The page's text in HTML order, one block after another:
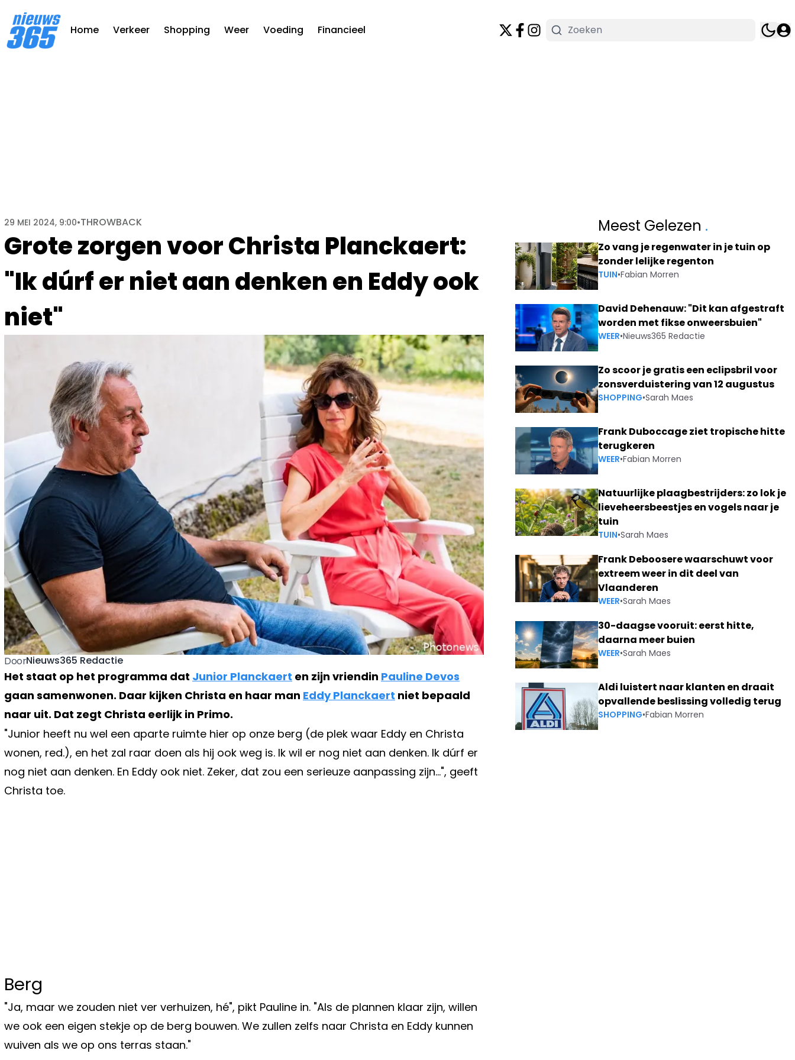
Home Verkeer Shopping Weer Voeding Financieel
Grote zorgen voor Christa Planckaert:
"Ik dúrf er niet aan denken en Eddy ook
niet"
29 MEI 2024, 9:00•THROWBACK
DoorNieuws365 Redactie
Het staat op het programma dat Junior Planckaert en zijn vriendin Pauline Devos
gaan samenwonen. Daar kijken Christa en haar man Eddy Planckaert niet bepaald
naar uit. Dat zegt Christa eerlijk in Primo.
"Junior heeft nu wel een aparte ruimte hier op onze berg (de plek waar Eddy en Christa
wonen, red.), en het zal raar doen als hij ook weg is. Ik wil er nog niet aan denken. Ik dúrf er
nog niet aan denken. En Eddy ook niet. Zeker, dat zou een serieuze aanpassing zijn…", geeft
Christa toe.
Berg
"Ja, maar we zouden niet ver verhuizen, hé", pikt Pauline in. "Als de plannen klaar zijn, willen
we ook een eigen stekje op de berg bouwen. We zullen zelfs naar Christa en Eddy kunnen
wuiven als we op ons terras staan."
Meest Gelezen .
Zo vang je regenwater in je tuin op
zonder lelijke regenton
TUIN•Fabian Morren
David Dehenauw: "Dit kan afgestraft
worden met fikse onweersbuien"
WEER•Nieuws365 Redactie
Zo scoor je gratis een eclipsbril voor
zonsverduistering van 12 augustus
SHOPPING•Sarah Maes
Frank Duboccage ziet tropische hitte
terugkeren
WEER•Fabian Morren
Natuurlijke plaagbestrijders: zo lok je
lieveheersbeestjes en vogels naar je
tuin
TUIN•Sarah Maes
Frank Deboosere waarschuwt voor
extreem weer in dit deel van
Vlaanderen
WEER•Sarah Maes
30-daagse vooruit: eerst hitte,
daarna meer buien
WEER•Sarah Maes
Aldi luistert naar klanten en draait
opvallende beslissing volledig terug
SHOPPING•Fabian Morren